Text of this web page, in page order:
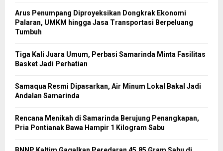
Arus Penumpang Diproyeksikan Dongkrak Ekonomi
Palaran, UMKM hingga Jasa Transportasi Berpeluang
Tumbuh
Tiga Kali Juara Umum, Perbasi Samarinda Minta Fasilitas
Basket Jadi Perhatian
Samaqua Resmi Dipasarkan, Air Minum Lokal Bakal Jadi
Andalan Samarinda
Rencana Menikah di Samarinda Berujung Penangkapan,
Pria Pontianak Bawa Hampir 1 Kilogram Sabu